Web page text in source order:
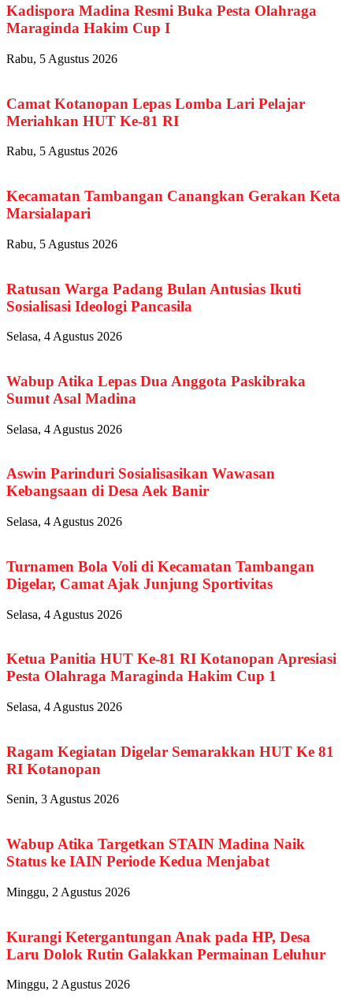
Kadispora Madina Resmi Buka Pesta Olahraga
Maraginda Hakim Cup I
Rabu, 5 Agustus 2026
Camat Kotanopan Lepas Lomba Lari Pelajar
Meriahkan HUT Ke-81 RI
Rabu, 5 Agustus 2026
Kecamatan Tambangan Canangkan Gerakan Keta
Marsialapari
Rabu, 5 Agustus 2026
Ratusan Warga Padang Bulan Antusias Ikuti
Sosialisasi Ideologi Pancasila
Selasa, 4 Agustus 2026
Wabup Atika Lepas Dua Anggota Paskibraka
Sumut Asal Madina
Selasa, 4 Agustus 2026
Aswin Parinduri Sosialisasikan Wawasan
Kebangsaan di Desa Aek Banir
Selasa, 4 Agustus 2026
Turnamen Bola Voli di Kecamatan Tambangan
Digelar, Camat Ajak Junjung Sportivitas
Selasa, 4 Agustus 2026
Ketua Panitia HUT Ke-81 RI Kotanopan Apresiasi
Pesta Olahraga Maraginda Hakim Cup 1
Selasa, 4 Agustus 2026
Ragam Kegiatan Digelar Semarakkan HUT Ke 81
RI Kotanopan
Senin, 3 Agustus 2026
Wabup Atika Targetkan STAIN Madina Naik
Status ke IAIN Periode Kedua Menjabat
Minggu, 2 Agustus 2026
Kurangi Ketergantungan Anak pada HP, Desa
Laru Dolok Rutin Galakkan Permainan Leluhur
Minggu, 2 Agustus 2026